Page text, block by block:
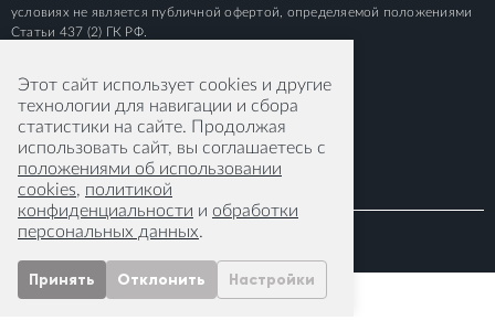
условиях не является публичной офертой, определяемой положениями
Статьи 437 (2) ГК РФ.
© 2015-2026 RICOH IMAGING EUROPE S.A.S
Этот сайт использует cookies и другие
технологии для навигации и сбора
статистики на сайте. Продолжая
использовать сайт, вы соглашаетесь с
положениями об использовании
cookies, политикой
конфиденциальности и обработки
персональных данных.
Принять Отклонить Настройки